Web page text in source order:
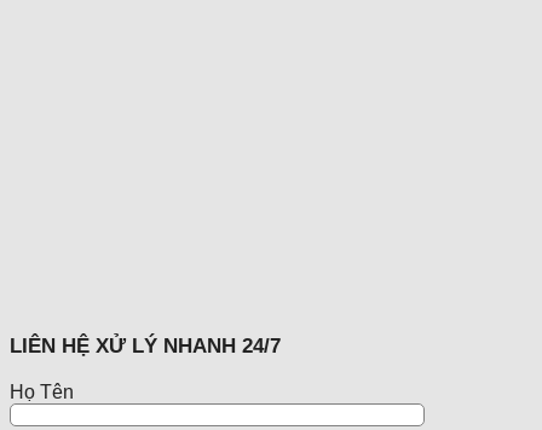
LIÊN HỆ XỬ LÝ NHANH 24/7
Họ Tên